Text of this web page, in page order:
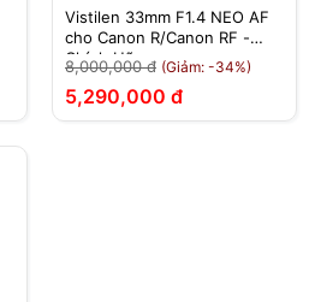
Vistilen 33mm F1.4 NEO AF
cho Canon R/Canon RF -
Chính Hãng
8,000,000 đ (Giảm: -34%)
5,290,000 đ